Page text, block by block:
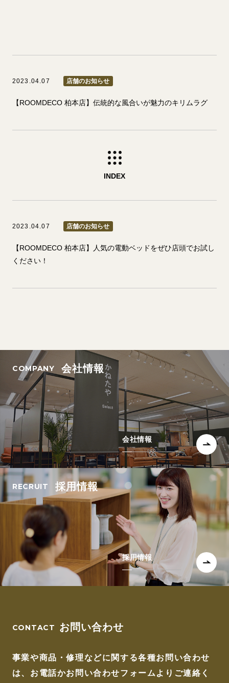
2023.04.07 店舗のお知らせ
【ROOMDECO 柏本店】伝統的な風合いが魅力のキリムラグ
INDEX
2023.04.07 店舗のお知らせ
【ROOMDECO 柏本店】人気の電動ベッドをぜひ店頭でお試し
ください！
会社情報
会社情報
採用情報
採用情報
お問い合わせ
事業や商品・修理などに関する各種お問い合わせ
は、 お電話かお問い合わせフォームよりご連絡く